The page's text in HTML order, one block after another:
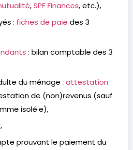
,SPF Finances, etc.),
: fiches de paie des 3
: bilan comptable des 3
du ménage : attestation
de (non)revenus (sauf
isolé·e),
,
prouvant le paiement du